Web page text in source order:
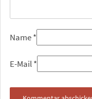
Name*
E-Mail*